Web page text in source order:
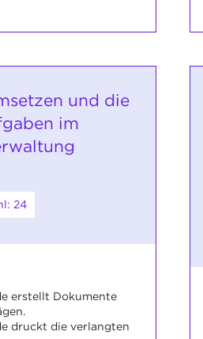
und die
im
24
erstellt Dokumente
druckt die verlangten